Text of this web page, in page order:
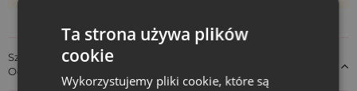
Szczegóły dotyczące zgodności produktu z przepisami:
Odpowiedzialność za produkt
Ta strona używa plików
cookie
Wykorzystujemy pliki cookie, które są